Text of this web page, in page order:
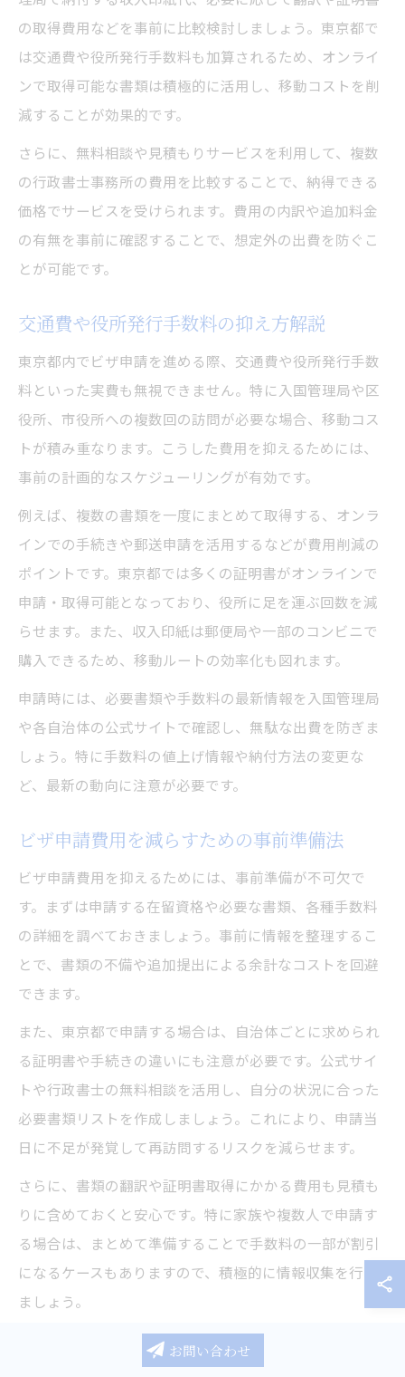
の取得費用などを事前に比較検討しましょう。東京都で
は交通費や役所発行手数料も加算されるため、オンライ
ンで取得可能な書類は積極的に活用し、移動コストを削
減することが効果的です。
さらに、無料相談や見積もりサービスを利用して、複数
の行政書士事務所の費用を比較することで、納得できる
価格でサービスを受けられます。費用の内訳や追加料金
の有無を事前に確認することで、想定外の出費を防ぐこ
とが可能です。
交通費や役所発行手数料の抑え方解説
東京都内でビザ申請を進める際、交通費や役所発行手数
料といった実費も無視できません。特に入国管理局や区
役所、市役所への複数回の訪問が必要な場合、移動コス
トが積み重なります。こうした費用を抑えるためには、
事前の計画的なスケジューリングが有効です。
例えば、複数の書類を一度にまとめて取得する、オンラ
インでの手続きや郵送申請を活用するなどが費用削減の
ポイントです。東京都では多くの証明書がオンラインで
申請・取得可能となっており、役所に足を運ぶ回数を減
らせます。また、収入印紙は郵便局や一部のコンビニで
購入できるため、移動ルートの効率化も図れます。
申請時には、必要書類や手数料の最新情報を入国管理局
や各自治体の公式サイトで確認し、無駄な出費を防ぎま
しょう。特に手数料の値上げ情報や納付方法の変更な
ど、最新の動向に注意が必要です。
ビザ申請費用を減らすための事前準備法
ビザ申請費用を抑えるためには、事前準備が不可欠で
す。まずは申請する在留資格や必要な書類、各種手数料
の詳細を調べておきましょう。事前に情報を整理するこ
とで、書類の不備や追加提出による余計なコストを回避
できます。
また、東京都で申請する場合は、自治体ごとに求められ
る証明書や手続きの違いにも注意が必要です。公式サイ
トや行政書士の無料相談を活用し、自分の状況に合った
必要書類リストを作成しましょう。これにより、申請当
日に不足が発覚して再訪問するリスクを減らせます。
さらに、書類の翻訳や証明書取得にかかる費用も見積も
りに含めておくと安心です。特に家族や複数人で申請す
る場合は、まとめて準備することで手数料の一部が割引
になるケースもありますので、積極的に情報収集を行い
ましょう。
在留資格申請で使える割引や優遇策とは
お問い合わせ